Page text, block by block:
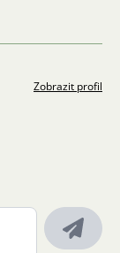
Zobrazit profil